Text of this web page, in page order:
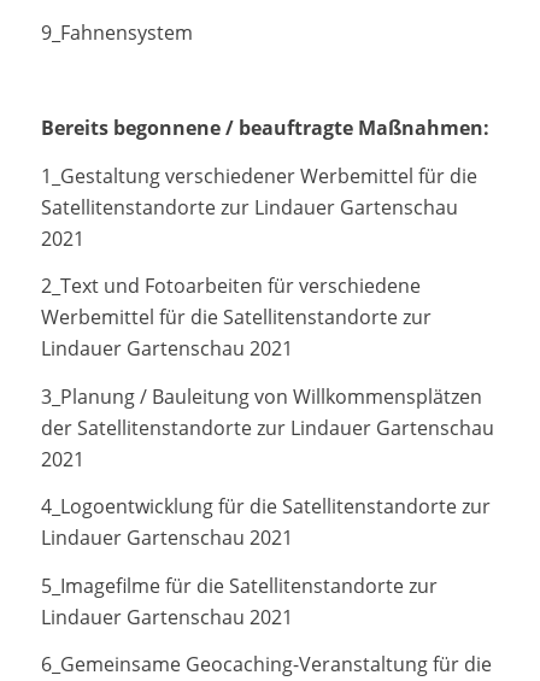
9_Fahnensystem
Bereits begonnene / beauftragte Maßnahmen:
1_Gestaltung verschiedener Werbemittel für die
Satellitenstandorte zur Lindauer Gartenschau
2021
2_Text und Fotoarbeiten für verschiedene
Werbemittel für die Satellitenstandorte zur
Lindauer Gartenschau 2021
3_Planung / Bauleitung von Willkommensplätzen
der Satellitenstandorte zur Lindauer Gartenschau
2021
4_Logoentwicklung für die Satellitenstandorte zur
Lindauer Gartenschau 2021
5_Imagefilme für die Satellitenstandorte zur
Lindauer Gartenschau 2021
6_Gemeinsame Geocaching-Veranstaltung für die